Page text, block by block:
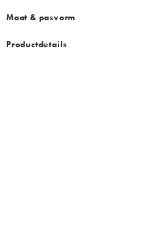
Maat & pasvorm
Productdetails